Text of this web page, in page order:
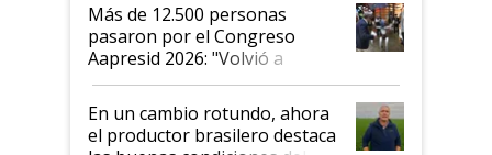
Más de 12.500 personas
pasaron por el Congreso
Aapresid 2026: "Volvió a
demostrar que hablar del
suelo es hablar de todo el
sistema productivo"
En un cambio rotundo, ahora
el productor brasilero destaca